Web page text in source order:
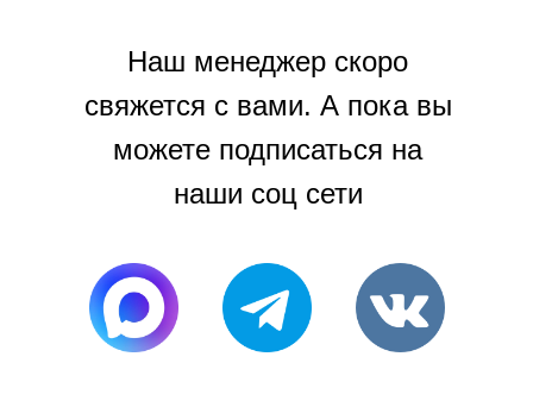
Наш менеджер скоро
свяжется с вами. А пока вы
можете подписаться на
наши соц сети